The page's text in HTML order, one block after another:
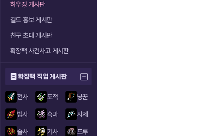
하우징 게시판
길드 홍보 게시판
친구 초대 게시판
확장팩 사건사고 게시판
확장팩 직업 게시판
전사 도적 냥꾼
법사 흑마 사제
술사 기사 드루